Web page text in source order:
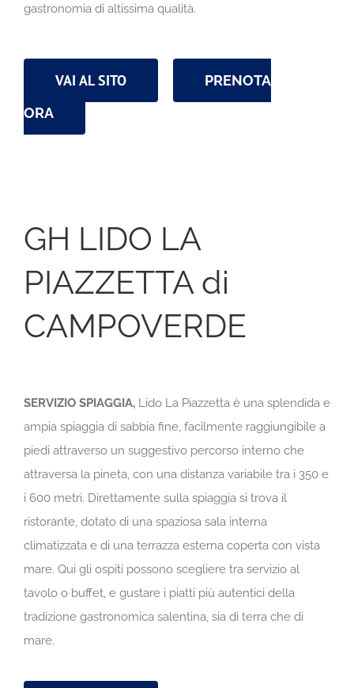
gastronomia di altissima qualità.
VAI AL SITO
PRENOTA
ORA
GH LIDO LA
PIAZZETTA di
CAMPOVERDE
SERVIZIO SPIAGGIA, Lido La Piazzetta è una splendida e
ampia spiaggia di sabbia fine, facilmente raggiungibile a
piedi attraverso un suggestivo percorso interno che
attraversa la pineta, con una distanza variabile tra i 350 e
i 600 metri. Direttamente sulla spiaggia si trova il
ristorante, dotato di una spaziosa sala interna
climatizzata e di una terrazza esterna coperta con vista
mare. Qui gli ospiti possono scegliere tra servizio al
tavolo o buffet, e gustare i piatti più autentici della
tradizione gastronomica salentina, sia di terra che di
mare.